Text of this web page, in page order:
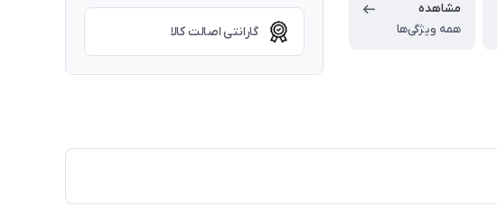
مشاهده
همه ویژگی‌ها
گارانتی اصالت کالا